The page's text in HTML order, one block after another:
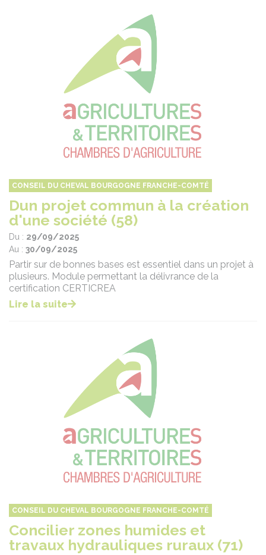
CONSEIL DU CHEVAL BOURGOGNE FRANCHE-COMTÉ
Dun projet commun à la création
d'une société (58)
Du : 29/09/2025
Au : 30/09/2025
Partir sur de bonnes bases est essentiel dans un projet à
plusieurs. Module permettant la délivrance de la
certification CERTICREA
Lire la suite
CONSEIL DU CHEVAL BOURGOGNE FRANCHE-COMTÉ
Concilier zones humides et
travaux hydrauliques ruraux (71)